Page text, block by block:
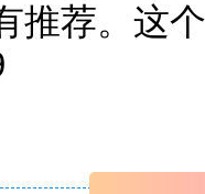
推荐。这